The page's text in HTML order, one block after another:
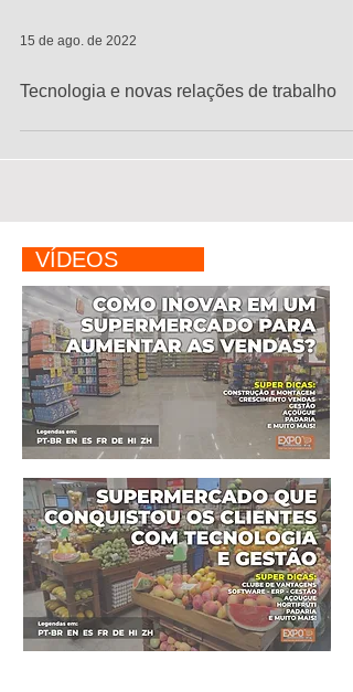
15 de ago. de 2022
Tecnologia e novas relações de trabalho
VÍDEOS